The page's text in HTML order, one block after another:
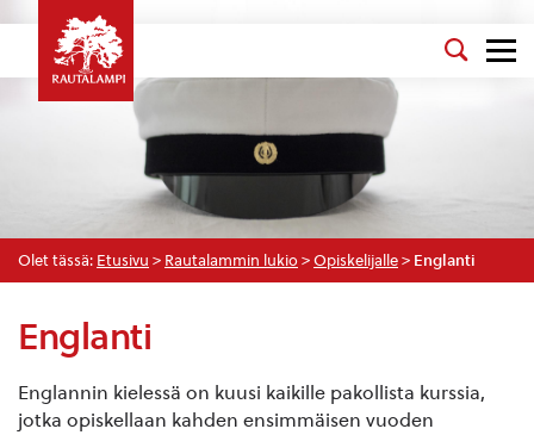
Olet tässä: Etusivu > Rautalammin lukio > Opiskelijalle > Englanti
Englanti
Englannin kielessä on kuusi kaikille pakollista kurssia,
jotka opiskellaan kahden ensimmäisen vuoden